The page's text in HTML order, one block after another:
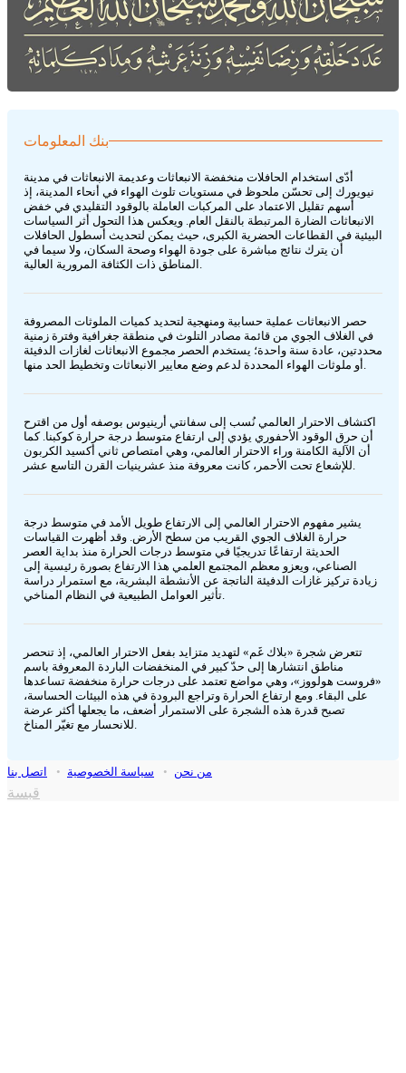
بنك المعلومات
أدّى استخدام الحافلات منخفضة الانبعاثات وعديمة الانبعاثات في مدينة
نيويورك إلى تحسّن ملحوظ في مستويات تلوث الهواء في أنحاء المدينة، إذ
أسهم تقليل الاعتماد على المركبات العاملة بالوقود التقليدي في خفض
الانبعاثات الضارة المرتبطة بالنقل العام. ويعكس هذا التحول أثر السياسات
البيئية في القطاعات الحضرية الكبرى، حيث يمكن لتحديث أسطول الحافلات
أن يترك نتائج مباشرة على جودة الهواء وصحة السكان، ولا سيما في
المناطق ذات الكثافة المرورية العالية.
حصر الانبعاثات عملية حسابية ومنهجية لتحديد كميات الملوثات المصروفة
في الغلاف الجوي من قائمة مصادر التلوث في منطقة جغرافية وفترة زمنية
محددتين، عادة سنة واحدة؛ يستخدم الحصر مجموع الانبعاثات لغازات الدفيئة
أو ملوثات الهواء المحددة لدعم وضع معايير الانبعاثات وتخطيط الحد منها.
اكتشاف الاحترار العالمي نُسب إلى سفانتي أرينيوس بوصفه أول من اقترح
أن حرق الوقود الأحفوري يؤدي إلى ارتفاع متوسط درجة حرارة كوكبنا. كما
أن الآلية الكامنة وراء الاحترار العالمي، وهي امتصاص ثاني أكسيد الكربون
للإشعاع تحت الأحمر، كانت معروفة منذ عشرينيات القرن التاسع عشر.
يشير مفهوم الاحترار العالمي إلى الارتفاع طويل الأمد في متوسط درجة
حرارة الغلاف الجوي القريب من سطح الأرض. وقد أظهرت القياسات
الحديثة ارتفاعًا تدريجيًا في متوسط درجات الحرارة منذ بداية العصر
الصناعي، ويعزو معظم المجتمع العلمي هذا الارتفاع بصورة رئيسية إلى
زيادة تركيز غازات الدفيئة الناتجة عن الأنشطة البشرية، مع استمرار دراسة
تأثير العوامل الطبيعية في النظام المناخي.
تتعرض شجرة «بلاك غَم» لتهديد متزايد بفعل الاحترار العالمي، إذ تنحصر
مناطق انتشارها إلى حدّ كبير في المنخفضات الباردة المعروفة باسم
«فروست هولووز»، وهي مواضع تعتمد على درجات حرارة منخفضة تساعدها
على البقاء. ومع ارتفاع الحرارة وتراجع البرودة في هذه البيئات الحساسة،
تصبح قدرة هذه الشجرة على الاستمرار أضعف، ما يجعلها أكثر عرضة
للانحسار مع تغيّر المناخ.
من نحن • سياسة الخصوصية • اتصل بنا
قبسة